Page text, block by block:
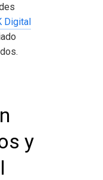
Digital
y